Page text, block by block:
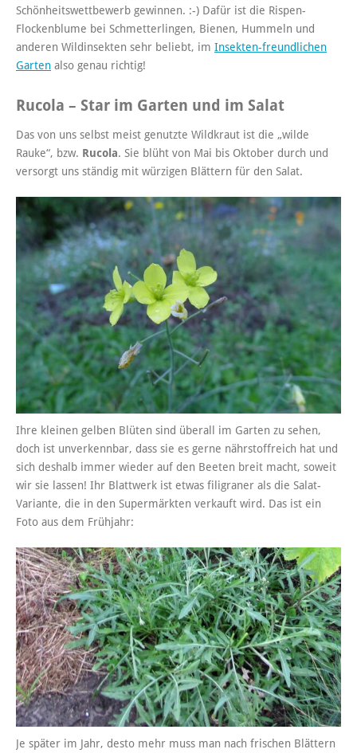
Schönheitswettbewerb gewinnen. :-) Dafür ist die Rispen-
Flockenblume bei Schmetterlingen, Bienen, Hummeln und
anderen Wildinsekten sehr beliebt, im Insekten-freundlichen
Garten also genau richtig!
Rucola – Star im Garten und im Salat
Das von uns selbst meist genutzte Wildkraut ist die „wilde
Rauke“, bzw. Rucola. Sie blüht von Mai bis Oktober durch und
versorgt uns ständig mit würzigen Blättern für den Salat.
Ihre kleinen gelben Blüten sind überall im Garten zu sehen,
doch ist unverkennbar, dass sie es gerne nährstoffreich hat und
sich deshalb immer wieder auf den Beeten breit macht, soweit
wir sie lassen! Ihr Blattwerk ist etwas filigraner als die Salat-
Variante, die in den Supermärkten verkauft wird. Das ist ein
Foto aus dem Frühjahr:
Je später im Jahr, desto mehr muss man nach frischen Blättern